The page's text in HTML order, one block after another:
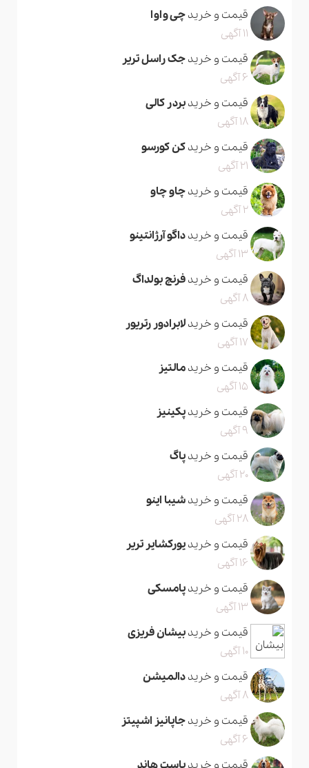
قیمت و خریدچی واوا
11 آگهی
قیمت و خریدجک راسل تریر
6 آگهی
قیمت و خریدبردر کالی
18 آگهی
قیمت و خریدکن کورسو
21 آگهی
قیمت و خریدچاو چاو
2 آگهی
قیمت و خریدداگو آرژانتینو
13 آگهی
قیمت و خریدفرنچ بولداگ
8 آگهی
قیمت و خریدلابرادور رتریور
17 آگهی
قیمت و خریدمالتیز
15 آگهی
قیمت و خریدپکینیز
9 آگهی
قیمت و خریدپاگ
20 آگهی
قیمت و خریدشیبا اینو
28 آگهی
قیمت و خریدیورکشایر تریر
16 آگهی
قیمت و خریدپامسکی
13 آگهی
قیمت و خریدبیشان فریزی
10 آگهی
قیمت و خریددالمیشن
8 آگهی
قیمت و خریدجاپانیز اشپیتز
6 آگهی